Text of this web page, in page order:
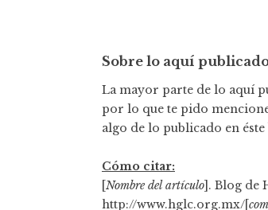
t
r
a
d
a
s
Sobre lo aquí
La mayor parte de lo aquí
por lo que te pido
algo de lo publicado en éste
Cómo citar:
[Nombre del artículo]. Blog de
http://www.hglc.org.mx/[